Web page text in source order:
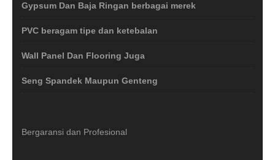
Gypsum Dan Baja Ringan berbagai merek
PVC beragam tipe dan ketebalan
Wall Panel Dan Flooring Juga
Seng Spandek Maupun Genteng
Bergaransi dan Profesional